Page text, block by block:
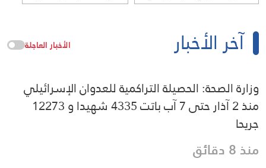
آخر الأخبار الأخبار العاجلة
وزارة الصحة: الحصيلة التراكمية للعدوان الإسرائيلي
منذ 2 آذار حتى 7 آب باتت 4335 شهيدا و 12273
جريحا
منذ 8 دقائق